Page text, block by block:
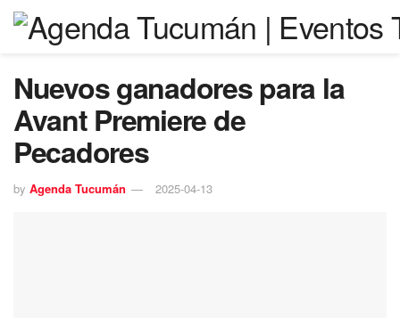
Nuevos ganadores para la
Avant Premiere de
Pecadores
by Agenda Tucumán 2025-04-13